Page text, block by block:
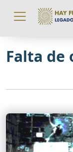
Pasar al contenido
Falta de